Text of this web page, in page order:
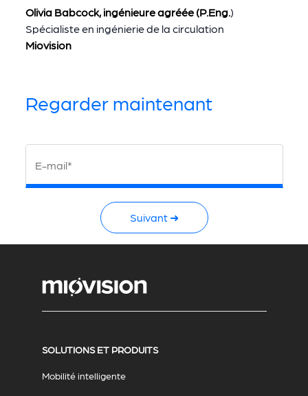
Olivia Babcock, ingénieure agréée (P.Eng.)
Spécialiste en ingénierie de la circulation
Miovision
Regarder maintenant
E-mail*
Suivant ➜
SOLUTIONS ET PRODUITS
Mobilité intelligente